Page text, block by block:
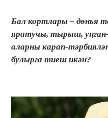
Бал кортлары – дөнья
яратучы, тырыш,
аларны карап-
булырга тиеш икән?